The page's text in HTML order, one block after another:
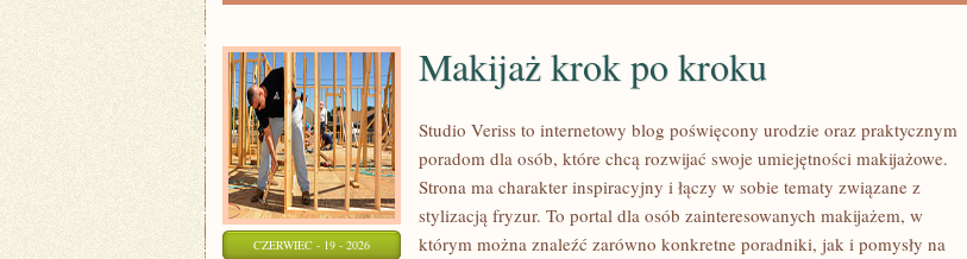
CZERWIEC - 19 - 2026
Makijaż krok po kroku
Studio Veriss to internetowy blog poświęcony urodzie oraz praktycznym
poradom dla osób, które chcą rozwijać swoje umiejętności makijażowe.
Strona ma charakter inspiracyjny i łączy w sobie tematy związane z
stylizacją fryzur. To portal dla osób zainteresowanych makijażem, w
którym można znaleźć zarówno konkretne poradniki, jak i pomysły na